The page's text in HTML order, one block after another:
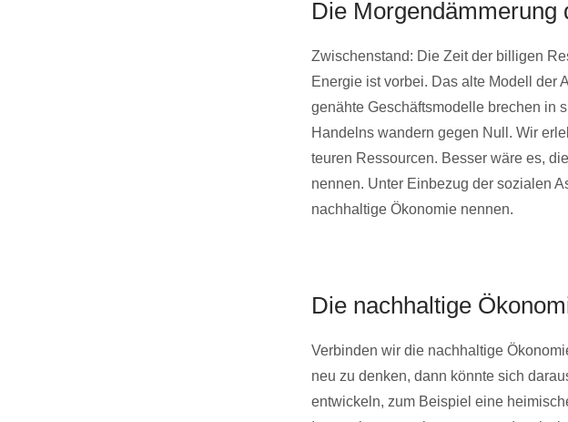
Die Morgendämmerung
Zwischenstand: Die Zeit der billigen
Energie ist vorbei. Das alte Modell der
genähte Geschäftsmodelle brechen in
Handelns wandern gegen Null. Wir
teuren Ressourcen. Besser wäre es,
nennen. Unter Einbezug der sozialen
nachhaltige Ökonomie nennen.
Die nachhaltige
Verbinden wir die nachhaltige
neu zu denken, dann könnte sich
entwickeln, zum Beispiel eine